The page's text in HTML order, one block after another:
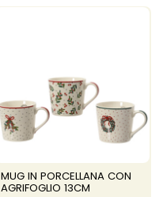
MUG IN PORCELLANA CON
AGRIFOGLIO 13CM